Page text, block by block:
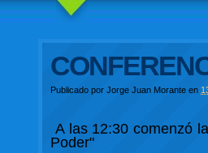
Publicado porJorge Juan Morante en
A las 12:30 comenzó
Poder"